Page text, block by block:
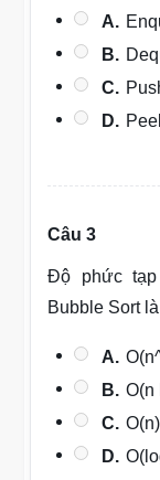
A.
B.
C.
D.
Câu 3
Độ phức tạp
Bubble Sort
A.
B. O(n
C. O(n)
D.